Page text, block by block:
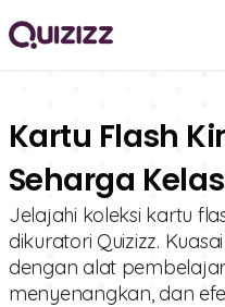
Kartu Flash
Seharga
Jelajahi koleksi kartu
dikuratori Quizizz.
dengan alat
menyenangkan, dan